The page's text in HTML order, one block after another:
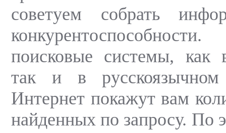
советуем собрать
поисковые системы, как
так и в русскоязычном
Интернет покажут вам
найденных по запросу. По